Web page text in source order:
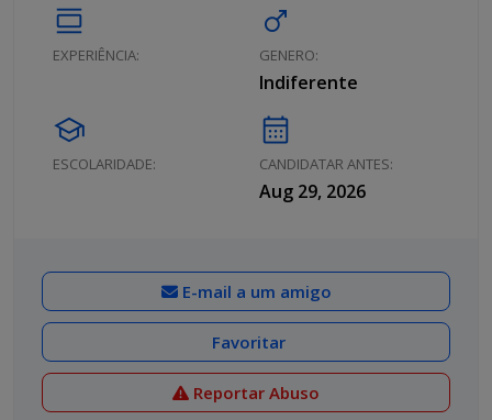
calendar_view_day
EXPERIÊNCIA:
male
GENERO:
Indiferente
school
ESCOLARIDADE:
calendar_month
CANDIDATAR ANTES:
Aug 29, 2026
E-mail a um amigo
Favoritar
Reportar Abuso